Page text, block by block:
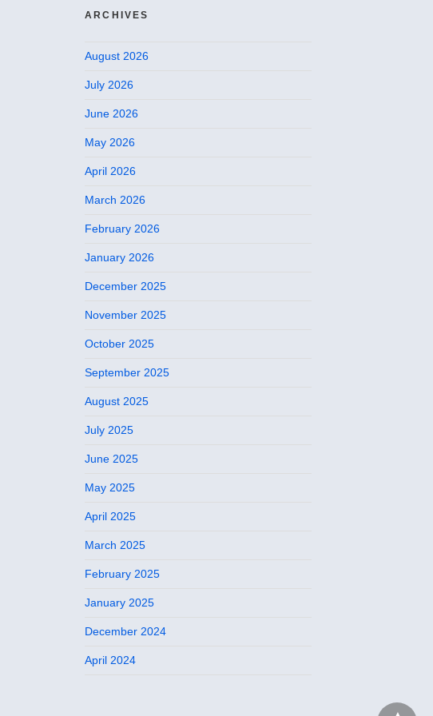
ARCHIVES
August 2026
July 2026
June 2026
May 2026
April 2026
March 2026
February 2026
January 2026
December 2025
November 2025
October 2025
September 2025
August 2025
July 2025
June 2025
May 2025
April 2025
March 2025
February 2025
January 2025
December 2024
April 2024